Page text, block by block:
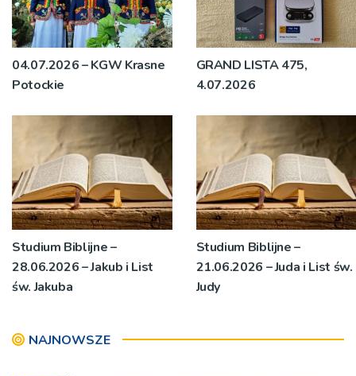
04.07.2026 – KGW Krasne
Potockie
GRAND LISTA 475,
4.07.2026
Studium Biblijne –
28.06.2026 – Jakub i List
św. Jakuba
Studium Biblijne –
21.06.2026 – Juda i List św.
Judy
NAJNOWSZE